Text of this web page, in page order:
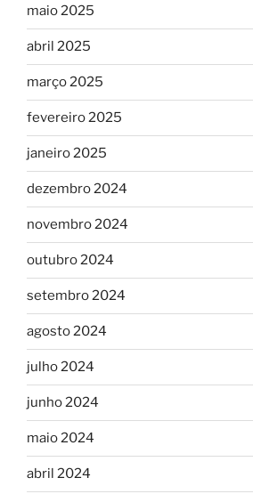
maio 2025
abril 2025
março 2025
fevereiro 2025
janeiro 2025
dezembro 2024
novembro 2024
outubro 2024
setembro 2024
agosto 2024
julho 2024
junho 2024
maio 2024
abril 2024